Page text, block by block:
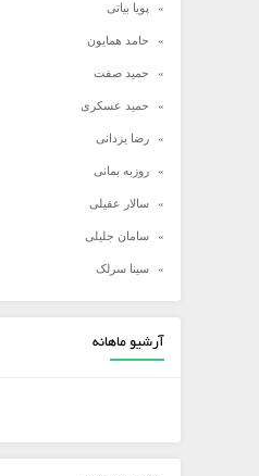
پویا بیاتی
حامد همایون
حمید صفت
حمید عسکری
رضا یزدانی
روزبه بمانی
سالار عقیلی
سامان جلیلی
سینا سرلک
شادمهر عقیلی
آرشیو ماهانه